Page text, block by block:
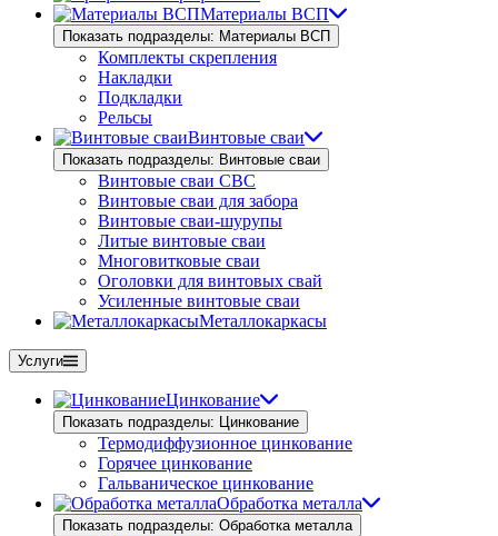
Материалы ВСП
Показать подразделы: Материалы ВСП
Комплекты скрепления
Накладки
Подкладки
Рельсы
Винтовые сваи
Показать подразделы: Винтовые сваи
Винтовые сваи СВС
Винтовые сваи для забора
Винтовые сваи-шурупы
Литые винтовые сваи
Многовитковые сваи
Оголовки для винтовых свай
Усиленные винтовые сваи
Металлокаркасы
Услуги
Цинкование
Показать подразделы: Цинкование
Термодиффузионное цинкование
Горячее цинкование
Гальваническое цинкование
Обработка металла
Показать подразделы: Обработка металла